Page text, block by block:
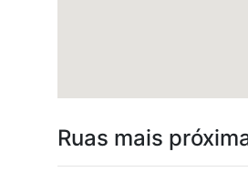
Ruas mais